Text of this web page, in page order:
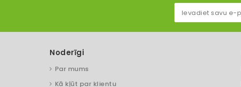
Noderīgi
Par mums
Kā kļūt par klientu